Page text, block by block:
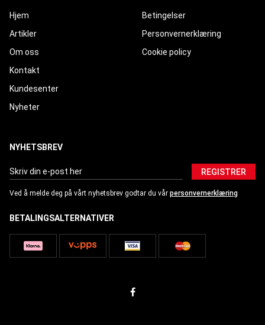
Hjem
Artikler
Om oss
Kontakt
Kundesenter
Nyheter
Betingelser
Personvernerklæring
Cookie policy
NYHETSBREV
REGISTRER
Ved å melde deg på vårt nyhetsbrev godtar du vår personvernerklæring
BETALINGSALTERNATIVER